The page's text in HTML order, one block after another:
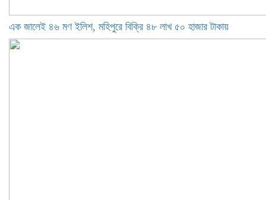
এক জালেই ৪৬ মণ ইলিশ, মহিপুরে বিক্রি ৪৮ লাখ ৫০ হাজার টাকায়